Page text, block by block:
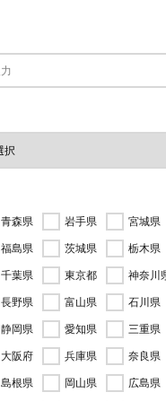
青森県 岩手県 宮城県
福島県 茨城県 栃木県
千葉県 東京都 神奈川
長野県 富山県 石川県
静岡県 愛知県 三重県
大阪府 兵庫県 奈良県
島根県 岡山県 広島県